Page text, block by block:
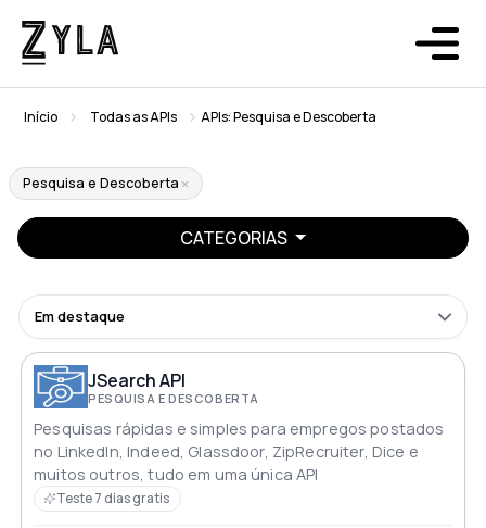
Início Todas as APIs APIs: Pesquisa e Descoberta
Pesquisa e Descoberta
CATEGORIAS
Em destaque
JSearch API
PESQUISA E DESCOBERTA
Pesquisas rápidas e simples para empregos postados
no LinkedIn, Indeed, Glassdoor, ZipRecruiter, Dice e
muitos outros, tudo em uma única API
Teste 7 dias gratis